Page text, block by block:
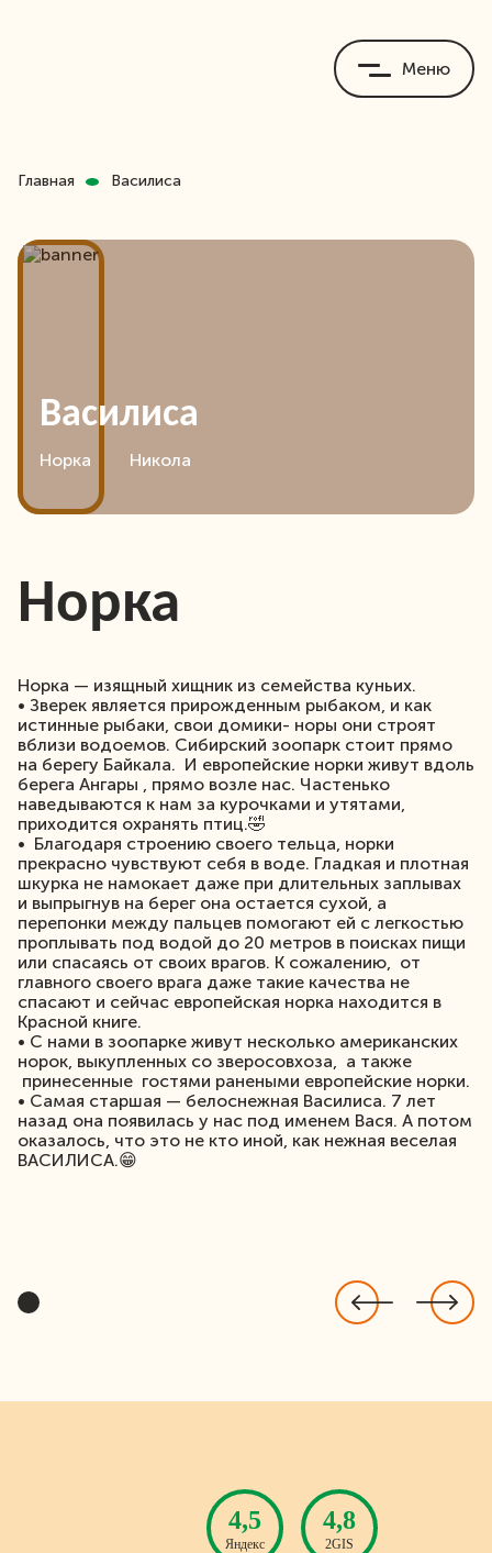
Меню
Главная Василиса
Василиса
Норка Никола
Норка
Норка — изящный хищник из семейства куньих.
• Зверек является прирожденным рыбаком, и как
истинные рыбаки, свои домики- норы они строят
вблизи водоемов. Сибирский зоопарк стоит прямо
на берегу Байкала. И европейские норки живут вдоль
берега Ангары , прямо возле нас. Частенько
наведываются к нам за курочками и утятами,
приходится охранять птиц.🤣
• Благодаря строению своего тельца, норки
прекрасно чувствуют себя в воде. Гладкая и плотная
шкурка не намокает даже при длительных заплывах
и выпрыгнув на берег она остается сухой, а
перепонки между пальцев помогают ей с легкостью
проплывать под водой до 20 метров в поисках пищи
или спасаясь от своих врагов. К сожалению, от
главного своего врага даже такие качества не
спасают и сейчас европейская норка находится в
Красной книге.
• С нами в зоопарке живут несколько американских
норок, выкупленных со зверосовхоза, а также
принесенные гостями ранеными европейские норки.
• Самая старшая — белоснежная Василиса. 7 лет
назад она появилась у нас под именем Вася. А потом
оказалось, что это не кто иной, как нежная веселая
ВАСИЛИСА.😁
4,5
Яндекс
4,8
2GIS